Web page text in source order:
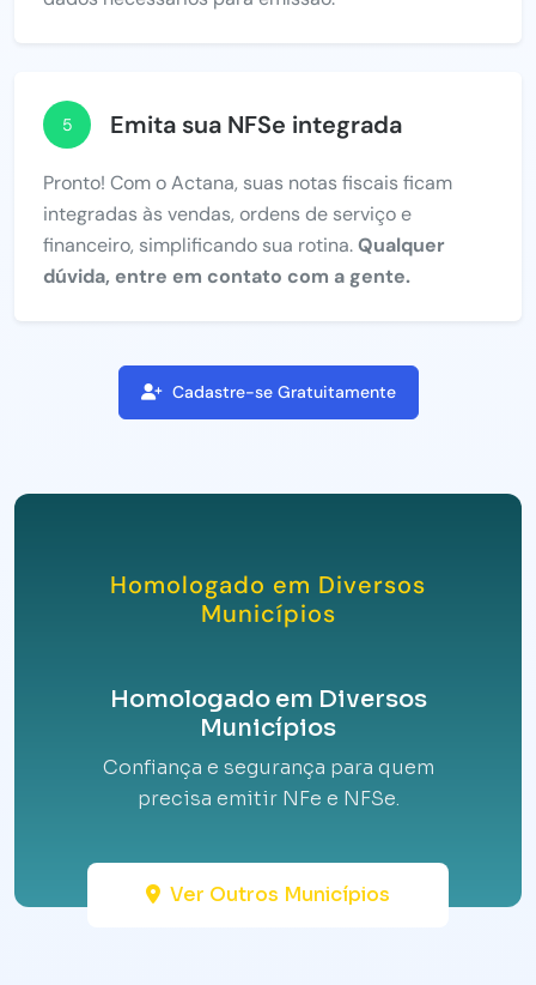
5 Emita sua NFSe integrada
Pronto! Com o Actana, suas notas fiscais ficam
integradas às vendas, ordens de serviço e
financeiro, simplificando sua rotina.Qualquer
dúvida, entre em contato com a gente.
Cadastre-se Gratuitamente
Homologado em Diversos
Municípios
Homologado em Diversos
Municípios
Confiança e segurança para quem
precisa emitir NFe e NFSe.
Ver Outros Municípios